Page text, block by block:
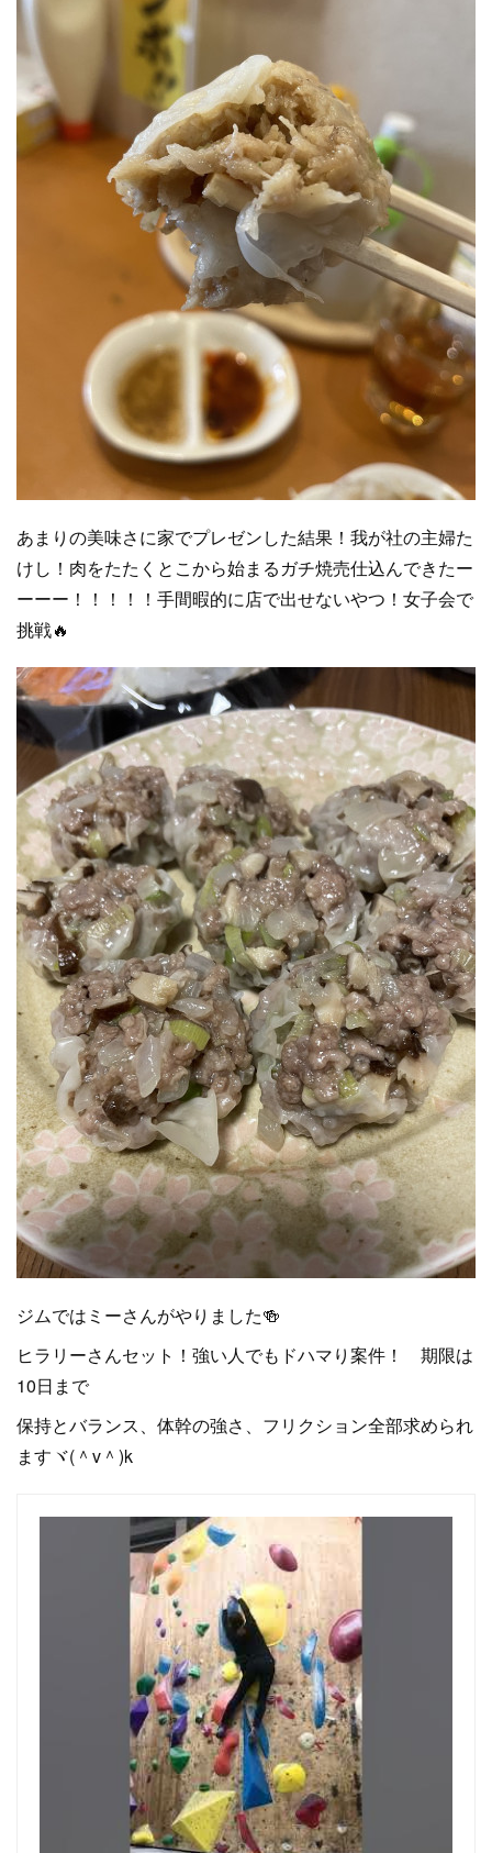
あまりの美味さに家でプレゼンした結果！我が社の主婦た
けし！肉をたたくとこから始まるガチ焼売仕込んできたー
ーーー！！！！！手間暇的に店で出せないやつ！女子会で
挑戦🔥
ジムではミーさんがやりました🍻
ヒラリーさんセット！強い人でもドハマり案件！ 期限は
10日まで
保持とバランス、体幹の強さ、フリクション全部求められ
ますヾ(＾v＾)k